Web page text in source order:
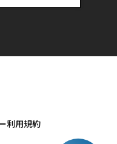
利用規約